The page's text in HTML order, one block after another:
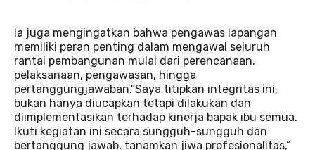
Ia juga mengingatkan bahwa pengawas lapangan
memiliki peran penting dalam mengawal seluruh
rantai pembangunan mulai dari perencanaan,
pelaksanaan, pengawasan, hingga
pertanggungjawaban.”Saya titipkan integritas ini,
bukan hanya diucapkan tetapi dilakukan dan
diimplementasikan terhadap kinerja bapak ibu semua.
Ikuti kegiatan ini secara sungguh-sungguh dan
bertanggung jawab, tanamkan jiwa profesionalitas,”